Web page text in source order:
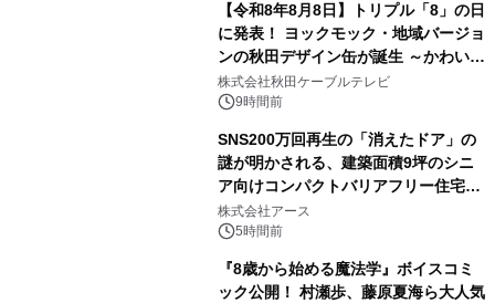
【令和8年8月8日】トリプル「8」の日
に発表！ ヨックモック・地域バージョ
ンの秋田デザイン缶が誕生 ～かわいい
秋田犬の子犬と秋田の四季と名所を巡
るパッケージ～ 9月1日(火)秋田県内で
株式会社秋田ケーブルテレビ
9時間前
SNS200万回再生の「消えたドア」の
謎が明かされる、建築面積9坪のシニ
ア向けコンパクトバリアフリー住宅が
誕生
株式会社アース
5時間前
『8歳から始める魔法学』ボイスコミ
ック公開！ 村瀬歩、藤原夏海ら大人気